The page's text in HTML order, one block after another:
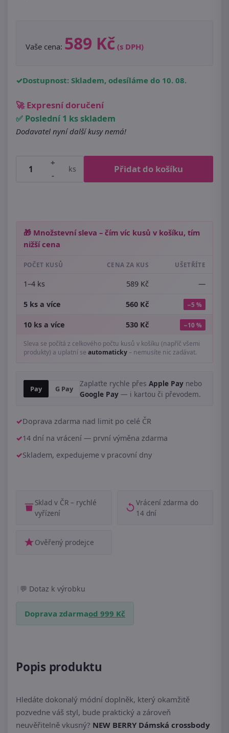
Vaše cena: 589 Kč (s DPH)
Dostupnost: Skladem, odesíláme do 10. 08.
🚀 Expresní doručení
✅ Poslední 1 ks skladem
Dodavatel nyní další kusy nemá!
+
-
ks Přidat do košíku
🎁 Množstevní sleva – čím víc kusů v košíku, tím
nižší cena
POČET KUSŮ CENA ZA KUS UŠETŘÍTE
1–4 ks 589 Kč —
5 ks a více 560 Kč −5 %
10 ks a více 530 Kč −10 %
Sleva se počítá z celkového počtu kusů v košíku (napříč všemi
produkty) a uplatní se automaticky– nemusíte nic zadávat.
Pay G Pay
Zaplaťte rychle přes Apple Pay nebo
Google Pay — i kartou či převodem.
Doprava zdarma nad limit po celé ČR
14 dní na vrácení — první výměna zdarma
Skladem, expedujeme v pracovní dny
Sklad v ČR – rychlé
vyřízení
Vrácení zdarma do
14 dní
Ověřený prodejce
Dotaz k výrobku
Doprava zdarmaod 999 Kč
Popis produktu
Hledáte dokonalý módní doplněk, který okamžitě
pozvedne váš styl, bude praktický a zároveň
neuvěřitelně vkusný? NEW BERRY Dámská crossbody